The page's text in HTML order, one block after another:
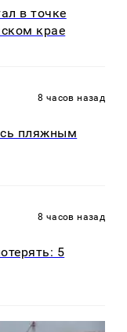
в точке
крае
8 часов назад
пляжным
8 часов назад
5